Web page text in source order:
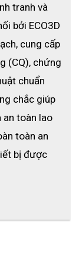
tranh và
bởi ECO3D
cung cấp
(CQ), chứng
chuẩn
chắc giúp
an toàn lao
toàn an
bị được